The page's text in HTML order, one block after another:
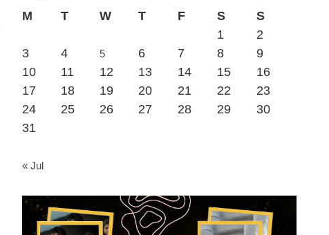
M
T W T F S
S
1
2
3
4 5 6 7 8
9
10
11 12 13 14 15
16
17
18 19 20 21 22
23
24
25 26 27 28 29
30
31
« Jul